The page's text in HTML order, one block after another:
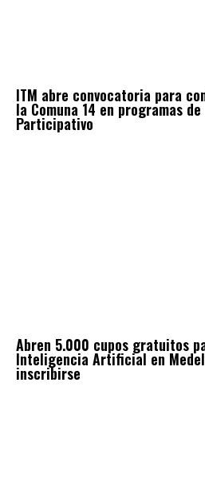
ITM abre convocatoria para
la Comuna 14 en programas
Participativo
Abren 5.000 cupos gratuitos
Inteligencia Artificial en
inscribirse